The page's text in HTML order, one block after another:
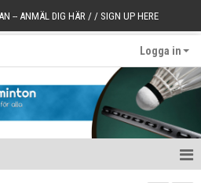
-- ANMÄL DIG HÄR / / SIGN UP HERE
Logga in